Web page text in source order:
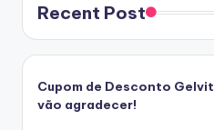
Recent Post
Cupom de Desconto
vão agradecer!